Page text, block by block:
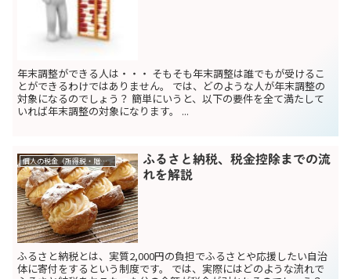
年末調整ができる人は・・・ そもそも年末調整は誰でもが受けるこ
とができるわけではありません。 では、どのような人が年末調整の
対象になるのでしょう？ 簡単にいうと、以下の要件を全て満たして
いれば年末調整の対象になります。 ...
個人の税金（所得税・贈与税）
ふるさと納税、税金控除までの流
れを解説
ふるさと納税とは、実質2,000円の負担でふるさとや応援したい自治
体に寄付をするという制度です。 では、実際にはどのような流れで